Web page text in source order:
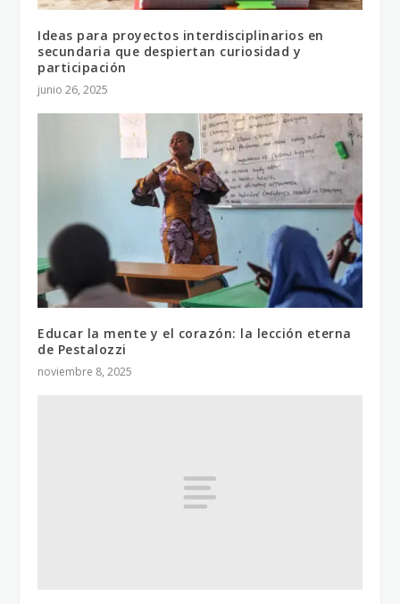
Ideas para proyectos interdisciplinarios en
secundaria que despiertan curiosidad y
participación
junio 26, 2025
Educar la mente y el corazón: la lección eterna
de Pestalozzi
noviembre 8, 2025